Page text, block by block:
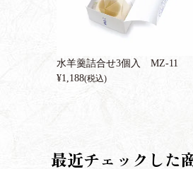
水羊羹詰合せ3個入 MZ-11
¥1,188(税込)